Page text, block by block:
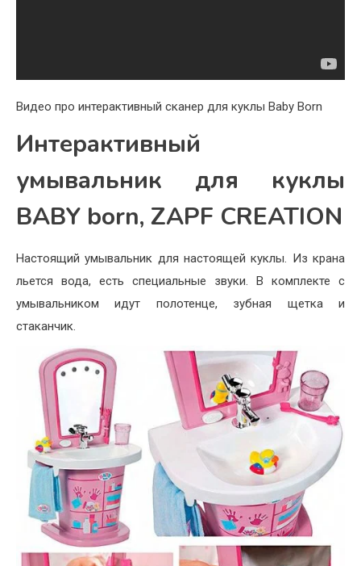
Видео про интерактивный сканер для куклы Baby Born
Интерактивный
умывальник для куклы
BABY born, ZAPF CREATION
Настоящий умывальник для настоящей куклы. Из крана
льется вода, есть специальные звуки. В комплекте с
умывальником идут полотенце, зубная щетка и
стаканчик.